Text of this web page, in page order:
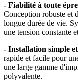
- Fiabilité à toute
Conception robuste et
longue durée de vie.
une tension constante
- Installation simple
rapide et facile pour
une large gamme
polyvalente.